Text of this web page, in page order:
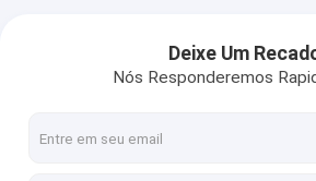
Espaço que salvar a escadaria
Deixe Um
Nós Responderemos